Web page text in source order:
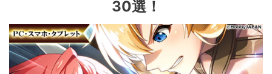
30選！